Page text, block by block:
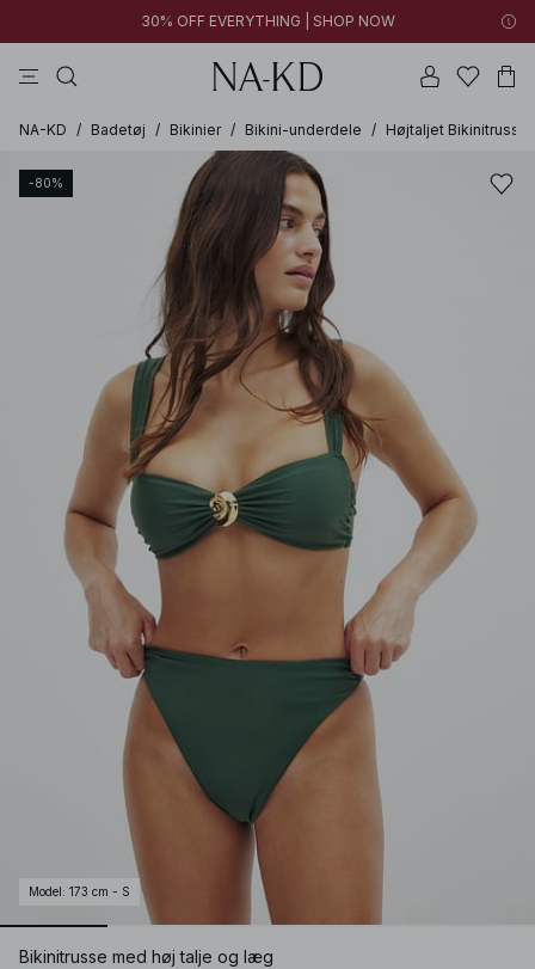
30% OFF EVERYTHING | SHOP NOW
NA-KD / Badetøj / Bikinier / Bikini-underdele / Højtaljet Bikinitrusse
-80%
Model : 173 cm - S
Bikinitrusse med høj talje og læg